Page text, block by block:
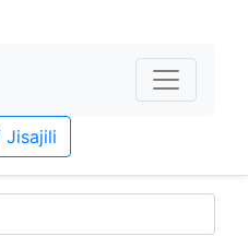
Jisajili